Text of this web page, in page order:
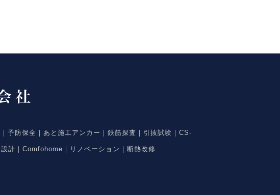
予防保全｜あと施工アンカー｜鉄筋探査｜引抜試験｜CS-
計｜Comfohome｜リノベーション｜断熱改修